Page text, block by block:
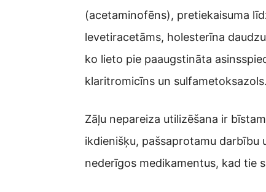
(acetaminofēns), pretiekaisuma
levetiracetāms, holesterīna
ko lieto pie paaugstināta
klaritromicīns un
Zāļu nepareiza utilizēšana ir
ikdienišķu, pašsaprotamu
nederīgos medikamentus, kad tie